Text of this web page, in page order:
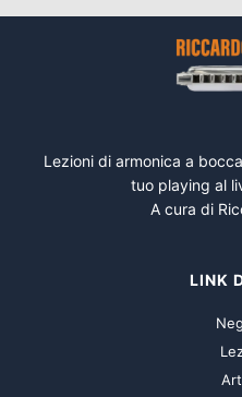
Lezioni di armonica a
tuo playing al
A cura di
LINK